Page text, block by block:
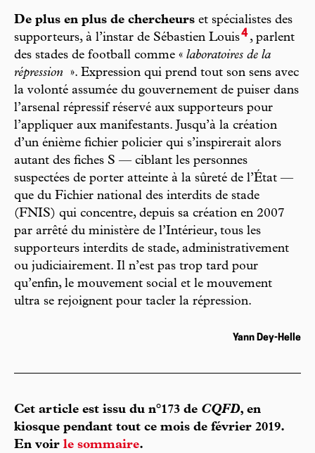
De plus en plus de chercheurs et spécialistes des
supporteurs, à l’instar de Sébastien Louis4, parlent
des stades de football comme « laboratoires de la
répression
». Expression qui prend tout son sens avec
la volonté assumée du gouvernement de puiser dans
l’arsenal répressif réservé aux supporteurs pour
l’appliquer aux manifestants. Jusqu’à la création
d’un énième fichier policier qui s’inspirerait alors
autant des fiches S — ciblant les personnes
suspectées de porter atteinte à la sûreté de l’État —
que du Fichier national des interdits de stade
(FNIS) qui concentre, depuis sa création en 2007
par arrêté du ministère de l’Intérieur, tous les
supporteurs interdits de stade, administrativement
ou judiciairement. Il n’est pas trop tard pour
qu’enfin, le mouvement social et le mouvement
ultra se rejoignent pour tacler la répression.
Yann Dey-Helle
Cet article est issu du n°173 de CQFD, en
kiosque pendant tout ce mois de février 2019.
En voir le sommaire.